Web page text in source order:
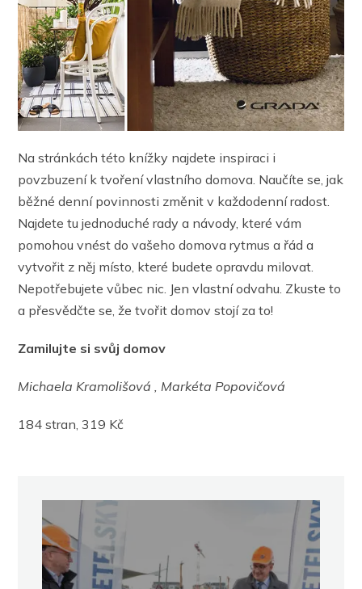
Na stránkách této knížky najdete inspiraci i
povzbuzení k tvoření vlastního domova. Naučíte se, jak
běžné denní povinnosti změnit v každodenní radost.
Najdete tu jednoduché rady a návody, které vám
pomohou vnést do vašeho domova rytmus a řád a
vytvořit z něj místo, které budete opravdu milovat.
Nepotřebujete vůbec nic. Jen vlastní odvahu. Zkuste to
a přesvědčte se, že tvořit domov stojí za to!
Zamilujte si svůj domov
Michaela Kramolišová , Markéta Popovičová
184 stran, 319 Kč